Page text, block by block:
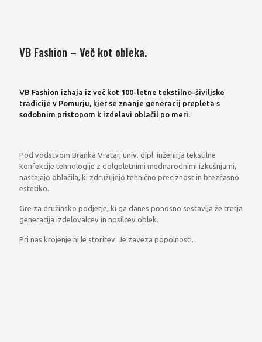
VB Fashion – Več kot obleka.
VB Fashion izhaja iz več kot 100-letne tekstilno-šiviljske
tradicije v Pomurju, kjer se znanje generacij prepleta s
sodobnim pristopom k izdelavi oblačil po meri.
Pod vodstvom Branka Vratar, univ. dipl. inženirja tekstilne
konfekcije tehnologije z dolgoletnimi mednarodnimi izkušnjami,
nastajajo oblačila, ki združujejo tehnično preciznost in brezčasno
estetiko.
Gre za družinsko podjetje, ki ga danes ponosno sestavlja že tretja
generacija izdelovalcev in nosilcev oblek.
Pri nas krojenje ni le storitev. Je zaveza popolnosti.